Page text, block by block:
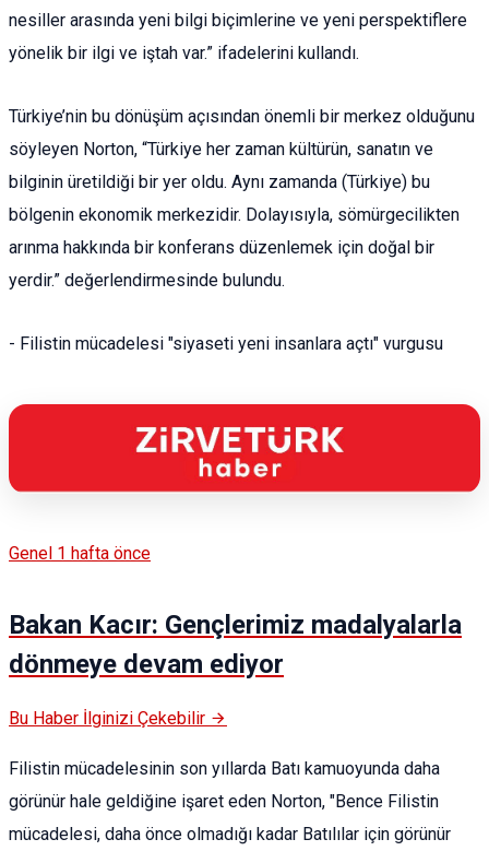
nesiller arasında yeni bilgi biçimlerine ve yeni perspektiflere
yönelik bir ilgi ve iştah var.” ifadelerini kullandı.
Türkiye’nin bu dönüşüm açısından önemli bir merkez olduğunu
söyleyen Norton, “Türkiye her zaman kültürün, sanatın ve
bilginin üretildiği bir yer oldu. Aynı zamanda (Türkiye) bu
bölgenin ekonomik merkezidir. Dolayısıyla, sömürgecilikten
arınma hakkında bir konferans düzenlemek için doğal bir
yerdir.” değerlendirmesinde bulundu.
- Filistin mücadelesi "siyaseti yeni insanlara açtı" vurgusu
Genel 1 hafta önce
Bakan Kacır: Gençlerimiz madalyalarla
dönmeye devam ediyor
Bu Haber İlginizi Çekebilir
Filistin mücadelesinin son yıllarda Batı kamuoyunda daha
görünür hale geldiğine işaret eden Norton, "Bence Filistin
mücadelesi, daha önce olmadığı kadar Batılılar için görünür